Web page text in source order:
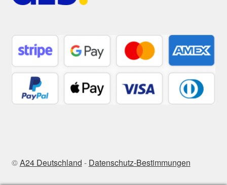
©A24 Deutschland - Datenschutz-Bestimmungen